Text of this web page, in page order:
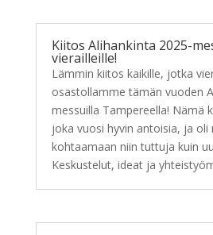
Kiitos Alihankinta 2025-
vierailleille!
Lämmin kiitos kaikille, jotka
osastollamme tämän vuoden
messuilla Tampereella! Nämä
joka vuosi hyvin antoisia, ja oli
kohtaamaan niin tuttuja kuin
Keskustelut, ideat ja